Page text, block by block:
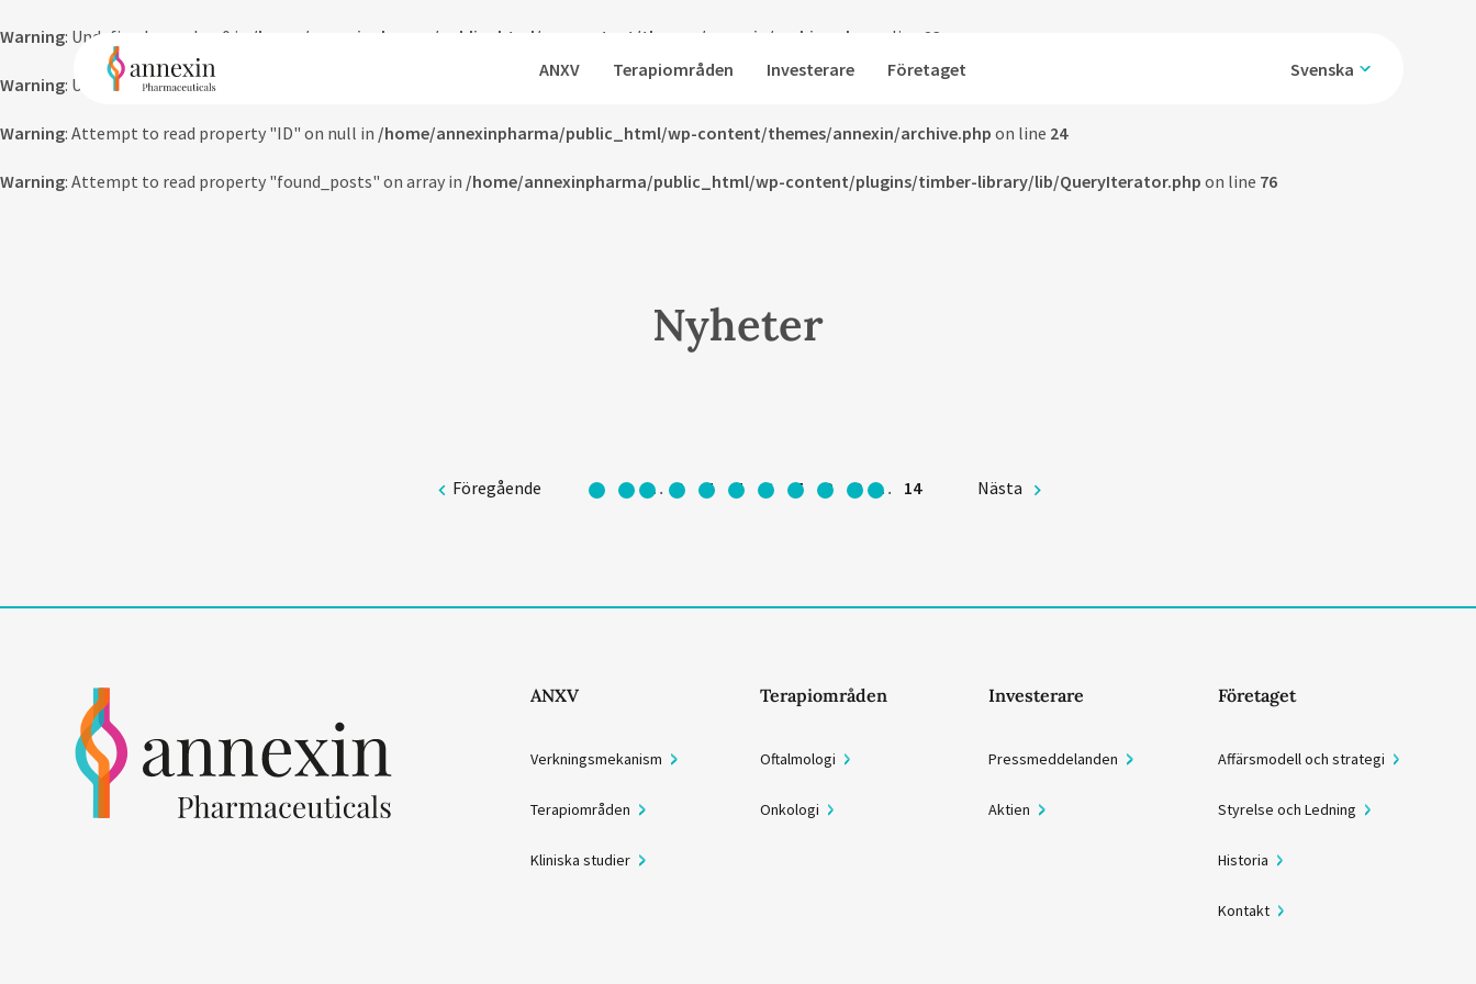
Warning: Undefined array key 0 in /home/annexinpharma/public_html/wp-content/themes/annexin/archive.php on line 23
Warning: Undefined array key 0 in /home/annexinpharma/public_html/wp-content/themes/annexin/archive.php
Warning: Attempt to read property "ID" on null in /home/annexinpharma/public_html/wp-content/themes/annexin/archive.php on line 24
Warning: Attempt to read property "found_posts" on array in /home/annexinpharma/public_html/wp-content/plugins/timber-library/lib/QueryIterator.php on line 76
ANXV Terapiområden Investerare Företaget Svenska
Nyheter
Föregående 1 … 3 4 5 6 7 8 9 … 14 Nästa
ANXV
Verkningsmekanism
Terapiområden
Kliniska studier
Terapiområden
Oftalmologi
Onkologi
Investerare
Pressmeddelanden
Aktien
Företaget
Affärsmodell och strategi
Styrelse och Ledning
Historia
Kontakt